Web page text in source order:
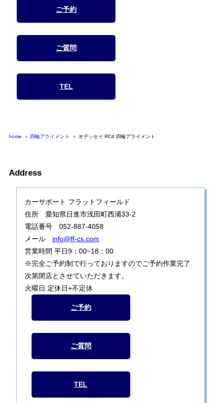
ご予約
ご質問
TEL
home 四輪アライメント オデッセイ RC4 四輪アライメント
Address
カーサポート フラットフィールド
住所 愛知県日進市浅田町西浦33-2
電話番号 052-887-4058
メール info@ff-cs.com
営業時間 平日9：00~18：00
※完全ご予約制で行っておりますのでご予約作業完了
次第閉店とさせていただきます。
火曜日 定休日+不定休
ご予約
ご質問
TEL